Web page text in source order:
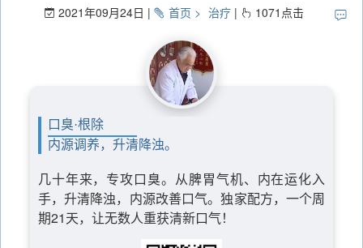
2021年09月24日 首页 治疗 1071 点击
口臭·根除
内源调养，升清降浊。
几十年来，专攻口臭。从脾胃气机、内在运化入
手，升清降浊，内源改善口气。独家配方，一个周
期21天，让无数人重获清新口气！